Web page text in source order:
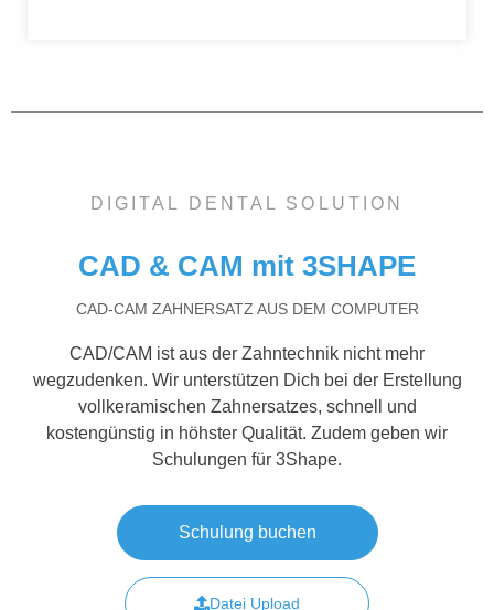
DIGITAL DENTAL SOLUTION
CAD & CAM mit 3SHAPE
CAD-CAM ZAHNERSATZ AUS DEM COMPUTER
CAD/CAM ist aus der Zahntechnik nicht mehr
wegzudenken. Wir unterstützen Dich bei der Erstellung
vollkeramischen Zahnersatzes, schnell und
kostengünstig in höhster Qualität. Zudem geben wir
Schulungen für 3Shape.
Schulung buchen
Datei Upload